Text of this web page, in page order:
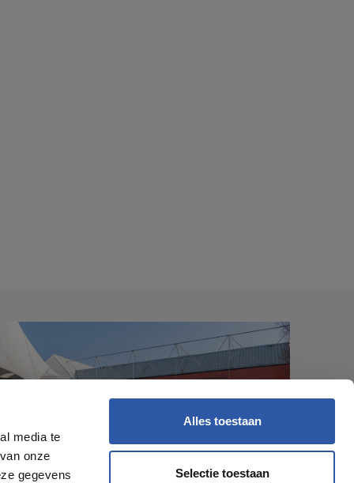
media te
onze
gegevens
Alles toestaan
Selectie toestaan